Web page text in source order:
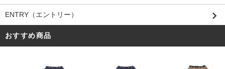
ENTRY（エントリー）
おすすめ商品